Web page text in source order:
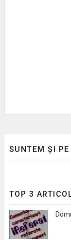
SUNTEM ȘI PE
TOP 3